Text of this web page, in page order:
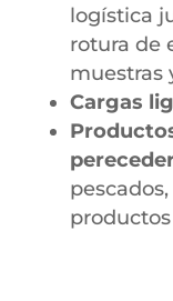
logística
rotura de
muestras
Cargas